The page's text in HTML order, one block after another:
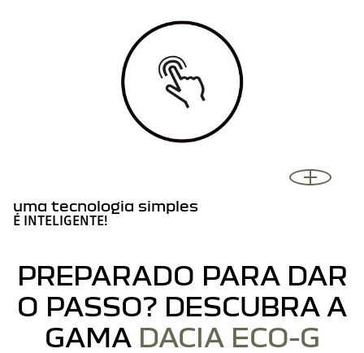
uma tecnologia simples
É INTELIGENTE!
PREPARADO PARA DAR
O PASSO? DESCUBRA A
GAMA DACIA ECO-G